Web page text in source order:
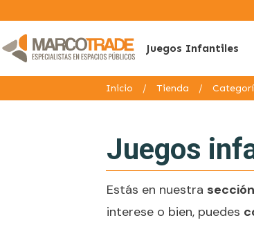
Juegos Infantiles
Inicio / Tienda /
Juegos
Estás en nuestra
interese o bien, puedes